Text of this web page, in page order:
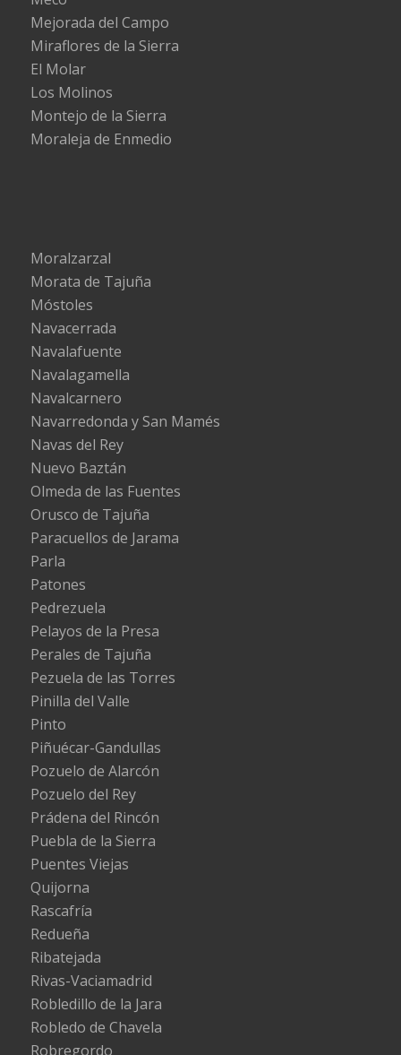
Mejorada del Campo
Miraflores de la Sierra
El Molar
Los Molinos
Montejo de la Sierra
Moraleja de Enmedio
Moralzarzal
Morata de Tajuña
Móstoles
Navacerrada
Navalafuente
Navalagamella
Navalcarnero
Navarredonda y San Mamés
Navas del Rey
Nuevo Baztán
Olmeda de las Fuentes
Orusco de Tajuña
Paracuellos de Jarama
Parla
Patones
Pedrezuela
Pelayos de la Presa
Perales de Tajuña
Pezuela de las Torres
Pinilla del Valle
Pinto
Piñuécar-Gandullas
Pozuelo de Alarcón
Pozuelo del Rey
Prádena del Rincón
Puebla de la Sierra
Puentes Viejas
Quijorna
Rascafría
Redueña
Ribatejada
Rivas-Vaciamadrid
Robledillo de la Jara
Robledo de Chavela
Robregordo